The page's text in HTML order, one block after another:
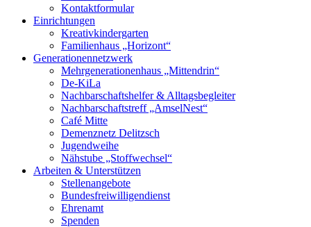
Kontaktformular
Einrichtungen
Kreativkindergarten
Familienhaus „Horizont“
Generationennetzwerk
Mehrgenerationenhaus „Mittendrin“
De-KiLa
Nachbarschaftshelfer & Alltagsbegleiter
Nachbarschaftstreff „AmselNest“
Café Mitte
Demenznetz Delitzsch
Jugendweihe
Nähstube „Stoffwechsel“
Arbeiten & Unterstützen
Stellenangebote
Bundesfreiwilligendienst
Ehrenamt
Spenden